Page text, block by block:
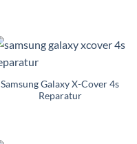
Samsung Galaxy X-Cover 4s
Reparatur